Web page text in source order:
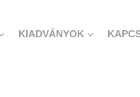
KIADVÁNYOK